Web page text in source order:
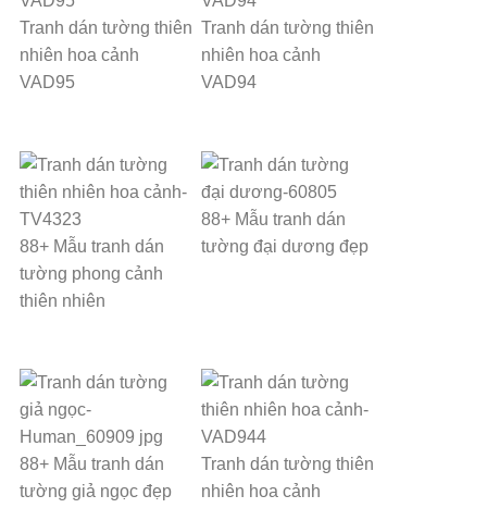
Tranh dán tường thiên
nhiên hoa cảnh
VAD95
Tranh dán tường thiên
nhiên hoa cảnh
VAD94
88+ Mẫu tranh dán
tường phong cảnh
thiên nhiên
88+ Mẫu tranh dán
tường đại dương đẹp
88+ Mẫu tranh dán
tường giả ngọc đẹp
Tranh dán tường thiên
nhiên hoa cảnh